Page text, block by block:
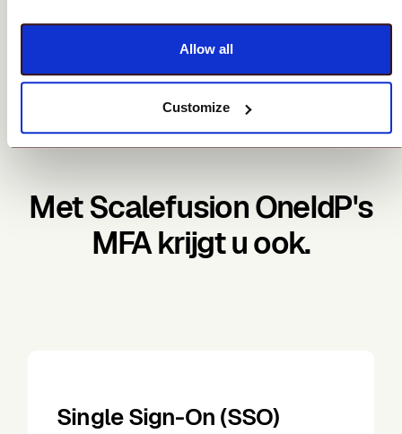
Allow all
Customize
Met Scalefusion OneIdP's
MFA krijgt u ook.
Single Sign-On (SSO)